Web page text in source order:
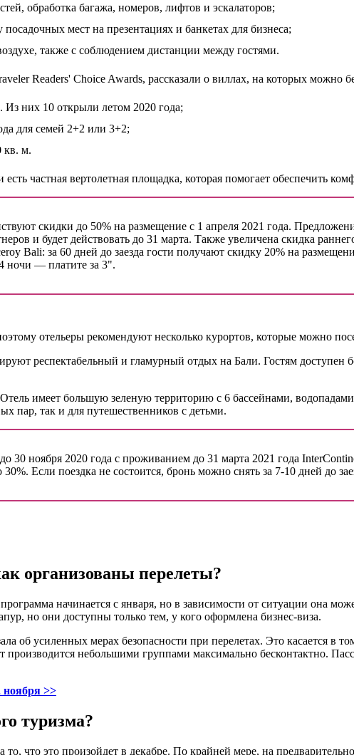
обработка багажа, номеров, лифтов и эскалаторов;
мест на презентациях и банкетах для бизнеса;
также с соблюдением дистанции между гостями.
Readers' Choice Awards, рассказали о виллах, на которых можно
них 10 открыли летом 2020 года;
для семей 2+2 или 3+2;
кв. м.
частная вертолетная площадка, которая помогает обеспечить
скидки до 50% на размещение с 1 апреля 2021 года.
и будет действовать до 31 марта. Также увеличена скидка
Bali: за 60 дней до заезда гости получают скидку 20% на
ночи — платите за 3".
отельеры рекомендуют несколько курортов, которые можно
респектабельный и гламурный отдых на Бали. Гостям доступен
имеет большую зеленую территорию с 6 бассейнами,
пар, так и для путешественников с детьми.
30 ноября 2020 года с проживанием до 31 марта 2021 года
Если поездка не состоится, бронь можно снять за 7-10 дней до
организованы перелеты?
начинается с января, но в зависимости от ситуации она
но они доступны только тем, у кого оформлена бизнес-виза.
об усиленных мерах безопасности при перелетах. Это касается
производится небольшими группами максимально бесконтактно.
ноября >>
туризма?
что это произойдет в декабре. По крайней мере, на